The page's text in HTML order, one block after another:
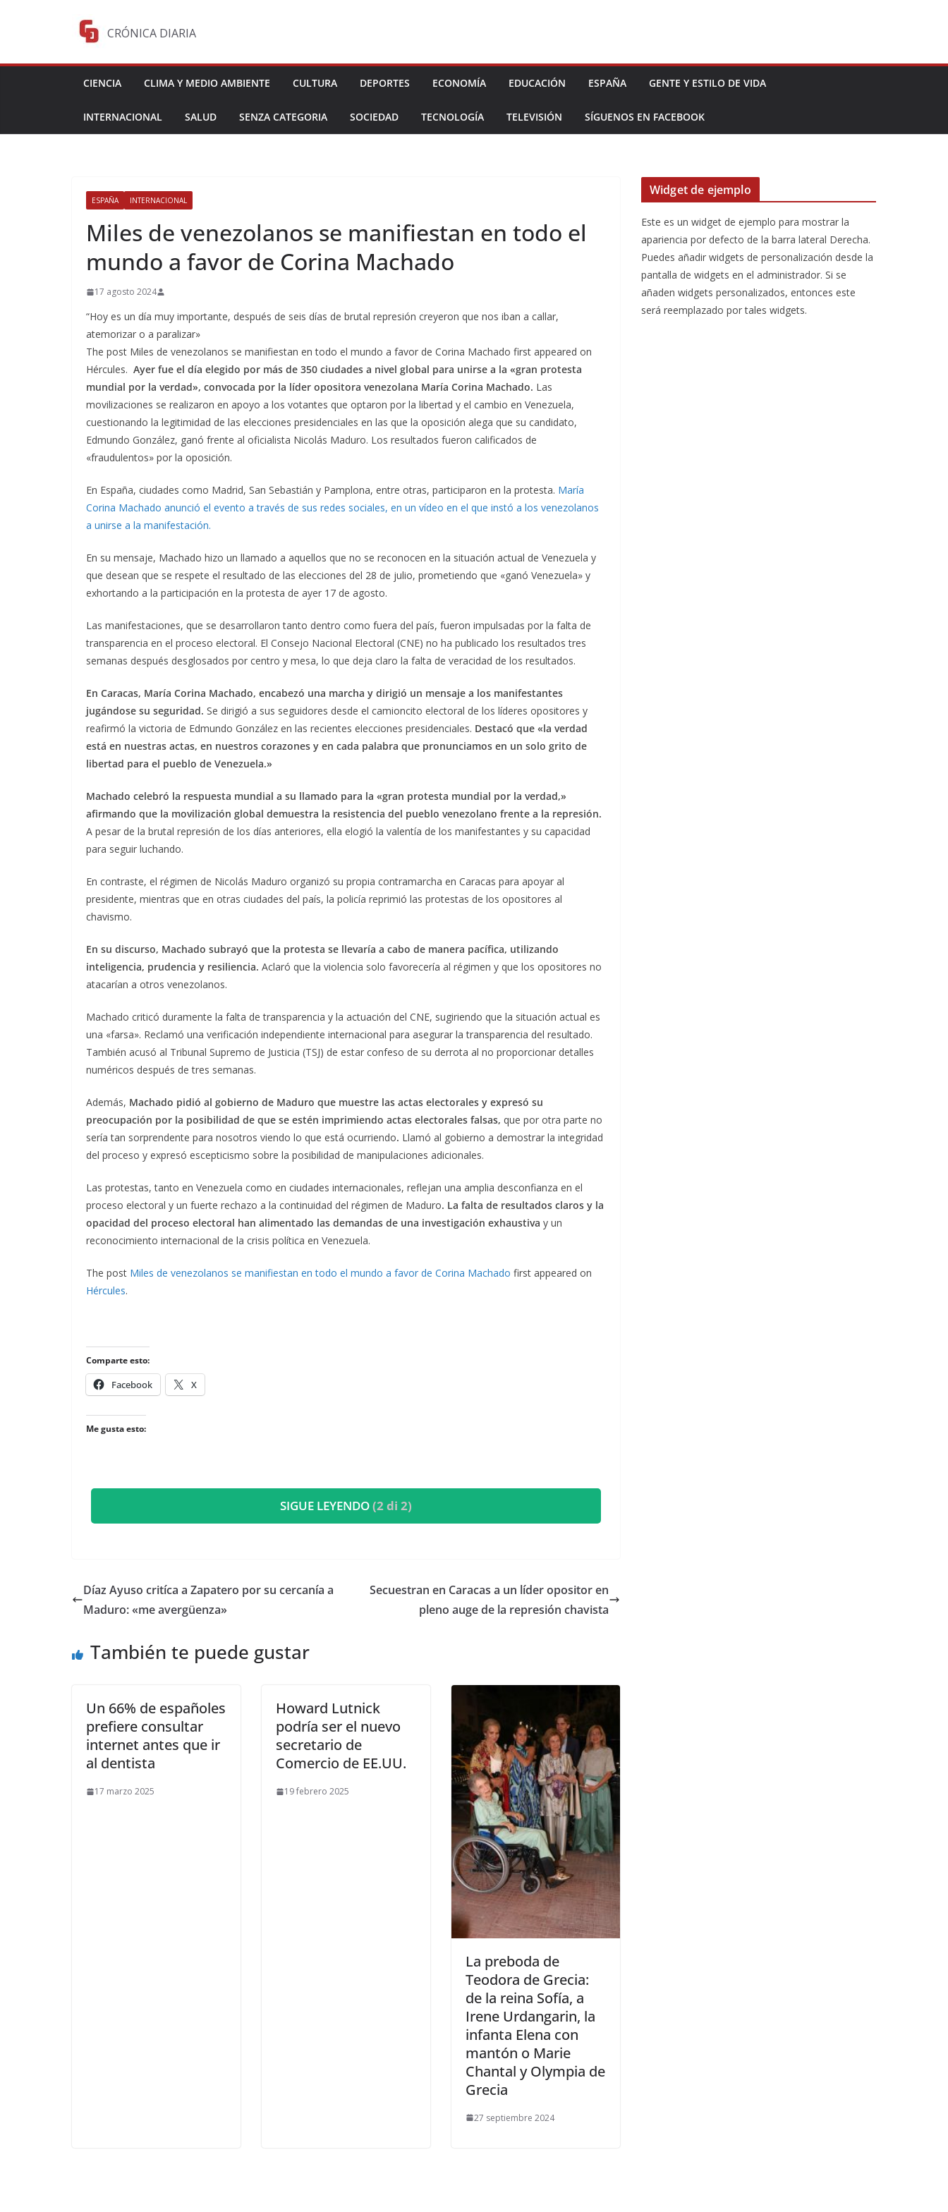
CRÓNICA DIARIA
CIENCIA CLIMA Y MEDIO AMBIENTE CULTURA DEPORTES ECONOMÍA EDUCACIÓN ESPAÑA GENTE Y ESTILO DE VIDA
INTERNACIONAL SALUD SENZA CATEGORIA SOCIEDAD TECNOLOGÍA TELEVISIÓN SÍGUENOS EN FACEBOOK
ESPAÑA INTERNACIONAL
Miles de venezolanos se manifiestan en todo el
mundo a favor de Corina Machado
17 agosto 2024
“Hoy es un día muy importante, después de seis días de brutal represión creyeron que nos iban a callar,
atemorizar o a paralizar»
The post Miles de venezolanos se manifiestan en todo el mundo a favor de Corina Machado first appeared on
Hércules. Ayer fue el día elegido por más de 350 ciudades a nivel global para unirse a la «gran protesta
mundial por la verdad», convocada por la líder opositora venezolana María Corina Machado. Las
movilizaciones se realizaron en apoyo a los votantes que optaron por la libertad y el cambio en Venezuela,
cuestionando la legitimidad de las elecciones presidenciales en las que la oposición alega que su candidato,
Edmundo González, ganó frente al oficialista Nicolás Maduro. Los resultados fueron calificados de
«fraudulentos» por la oposición.
En España, ciudades como Madrid, San Sebastián y Pamplona, entre otras, participaron en la protesta. María
Corina Machado anunció el evento a través de sus redes sociales, en un vídeo en el que instó a los venezolanos
a unirse a la manifestación.
En su mensaje, Machado hizo un llamado a aquellos que no se reconocen en la situación actual de Venezuela y
que desean que se respete el resultado de las elecciones del 28 de julio, prometiendo que «ganó Venezuela» y
exhortando a la participación en la protesta de ayer 17 de agosto.
Las manifestaciones, que se desarrollaron tanto dentro como fuera del país, fueron impulsadas por la falta de
transparencia en el proceso electoral. El Consejo Nacional Electoral (CNE) no ha publicado los resultados tres
semanas después desglosados por centro y mesa, lo que deja claro la falta de veracidad de los resultados.
En Caracas, María Corina Machado, encabezó una marcha y dirigió un mensaje a los manifestantes
jugándose su seguridad. Se dirigió a sus seguidores desde el camioncito electoral de los líderes opositores y
reafirmó la victoria de Edmundo González en las recientes elecciones presidenciales. Destacó que «la verdad
está en nuestras actas, en nuestros corazones y en cada palabra que pronunciamos en un solo grito de
libertad para el pueblo de Venezuela.»
Machado celebró la respuesta mundial a su llamado para la «gran protesta mundial por la verdad,»
afirmando que la movilización global demuestra la resistencia del pueblo venezolano frente a la represión.
A pesar de la brutal represión de los días anteriores, ella elogió la valentía de los manifestantes y su capacidad
para seguir luchando.
En contraste, el régimen de Nicolás Maduro organizó su propia contramarcha en Caracas para apoyar al
presidente, mientras que en otras ciudades del país, la policía reprimió las protestas de los opositores al
chavismo.
En su discurso, Machado subrayó que la protesta se llevaría a cabo de manera pacífica, utilizando
inteligencia, prudencia y resiliencia. Aclaró que la violencia solo favorecería al régimen y que los opositores no
atacarían a otros venezolanos.
Machado criticó duramente la falta de transparencia y la actuación del CNE, sugiriendo que la situación actual es
una «farsa». Reclamó una verificación independiente internacional para asegurar la transparencia del resultado.
También acusó al Tribunal Supremo de Justicia (TSJ) de estar confeso de su derrota al no proporcionar detalles
numéricos después de tres semanas.
Además, Machado pidió al gobierno de Maduro que muestre las actas electorales y expresó su
preocupación por la posibilidad de que se estén imprimiendo actas electorales falsas, que por otra parte no
sería tan sorprendente para nosotros viendo lo que está ocurriendo. Llamó al gobierno a demostrar la integridad
del proceso y expresó escepticismo sobre la posibilidad de manipulaciones adicionales.
Las protestas, tanto en Venezuela como en ciudades internacionales, reflejan una amplia desconfianza en el
proceso electoral y un fuerte rechazo a la continuidad del régimen de Maduro. La falta de resultados claros y la
opacidad del proceso electoral han alimentado las demandas de una investigación exhaustiva y un
reconocimiento internacional de la crisis política en Venezuela.
The post Miles de venezolanos se manifiestan en todo el mundo a favor de Corina Machado first appeared on
Hércules.
Comparte esto:
Facebook X
Me gusta esto:
SIGUE LEYENDO(2 di 2)
Díaz Ayuso critíca a Zapatero por su cercanía a
Maduro: «me avergüenza»
Secuestran en Caracas a un líder opositor en
pleno auge de la represión chavista
También te puede gustar
Un 66% de españoles
prefiere consultar
internet antes que ir
al dentista
17 marzo 2025
Howard Lutnick
podría ser el nuevo
secretario de
Comercio de EE.UU.
19 febrero 2025
​La preboda de
Teodora de Grecia:
de la reina Sofía, a
Irene Urdangarin, la
infanta Elena con
mantón o Marie
Chantal y Olympia de
Grecia
27 septiembre 2024
Widget de ejemplo
Este es un widget de ejemplo para mostrar la
apariencia por defecto de la barra lateral Derecha.
Puedes añadir widgets de personalización desde la
pantalla de widgets en el administrador. Si se
añaden widgets personalizados, entonces este
será reemplazado por tales widgets.